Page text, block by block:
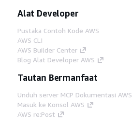
Alat Developer
Pustaka Contoh Kode AWS
AWS CLI
AWS Builder Center
Blog Alat Developer AWS
Tautan Bermanfaat
Unduh server MCP Dokumentasi AWS
Masuk ke Konsol AWS
AWS re:Post